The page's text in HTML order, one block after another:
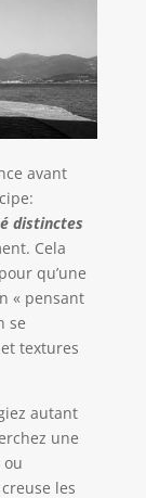
avant
distinctes
Cela
qu’une
« pensant
se
textures
autant
une
ou
les